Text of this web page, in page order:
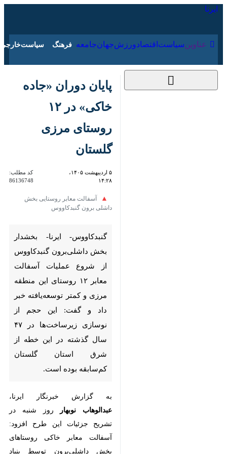
عناوین‌ سیاست اقتصاد ورزش جهان جامعه فرهنگ
پایان دوران «جاده
خاکی» در ۱۲ روستای
مرزی گلستان
۱۴:۲۸
آسفالت معابر روستایی بخش داشلی برون
گنبدکاووس
گنبدکاووس- ایرنا- بخشدار بخش
داشلی‌برون گنبدکاووس از شروع
عملیات آسفالت معابر ۱۲ روستای
این منطقه مرزی و کمتر
توسعه‌یافته خبر داد و گفت: این
حجم از نوسازی زیرساخت‌ها در
شرق استان گلستان کم‌سابقه بوده
است.
به گزارش خبرنگار ایرنا،
عبدالوهاب
نوبهارروز شنبه در تشریح جزئیات این